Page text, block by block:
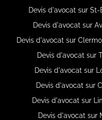
Devis d'avocat sur
Devis d'avocat sur
Devis d'avocat sur
Devis d'avocat sur
Devis d'avocat sur
Devis d'avocat sur
Devis d'avocat sur
Devis d'avocat sur